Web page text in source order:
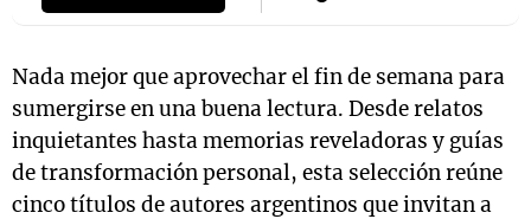
Nada mejor que aprovechar el fin de semana para
sumergirse en una buena lectura. Desde relatos
inquietantes hasta memorias reveladoras y guías
de transformación personal, esta selección reúne
cinco títulos de autores argentinos que invitan a
Notas
Mundial 2026
Notas
La Sole en
Cadena 3